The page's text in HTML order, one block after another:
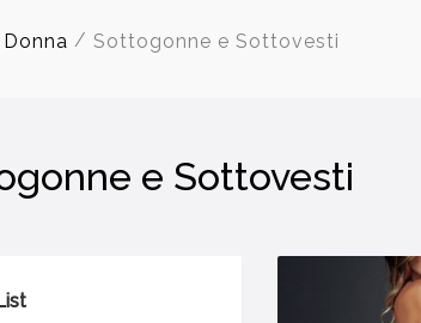
Donna / Sottogonne e Sottovesti
e Sottovesti